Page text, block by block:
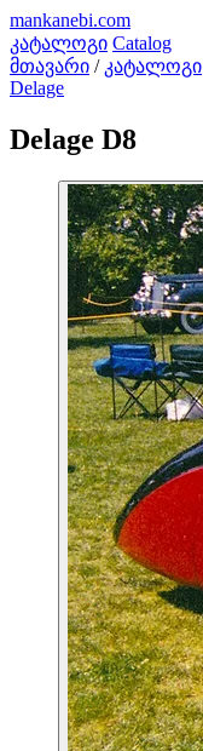
mankanebi.com
კატალოგი Catalog
მთავარი / კატალოგი
Delage
Delage D8